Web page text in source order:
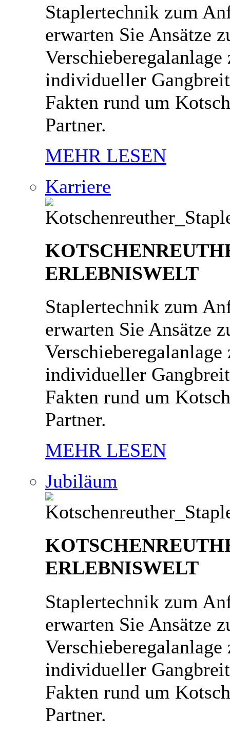
Staplertechnik zum
erwarten Sie Ansätze
individueller
Fakten rund um
Partner.
MEHR LESEN
Karriere
ERLEBNISWELT
Staplertechnik zum
erwarten Sie Ansätze
individueller
Fakten rund um
Partner.
MEHR LESEN
Jubiläum
ERLEBNISWELT
Staplertechnik zum
erwarten Sie Ansätze
individueller
Fakten rund um
Partner.